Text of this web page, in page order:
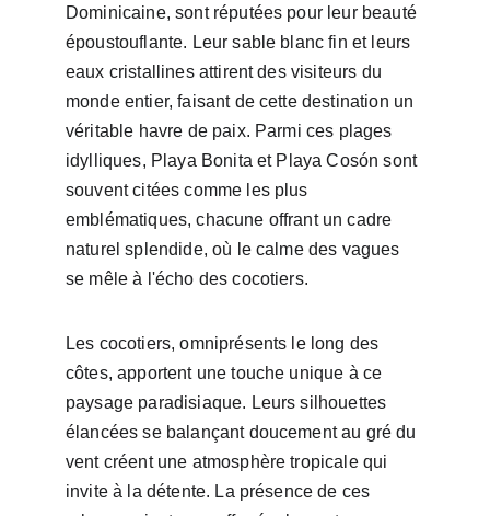
Dominicaine, sont réputées pour leur beauté
époustouflante. Leur sable blanc fin et leurs
eaux cristallines attirent des visiteurs du
monde entier, faisant de cette destination un
véritable havre de paix. Parmi ces plages
idylliques, Playa Bonita et Playa Cosón sont
souvent citées comme les plus
emblématiques, chacune offrant un cadre
naturel splendide, où le calme des vagues
se mêle à l'écho des cocotiers.
Les cocotiers, omniprésents le long des
côtes, apportent une touche unique à ce
paysage paradisiaque. Leurs silhouettes
élancées se balançant doucement au gré du
vent créent une atmosphère tropicale qui
invite à la détente. La présence de ces